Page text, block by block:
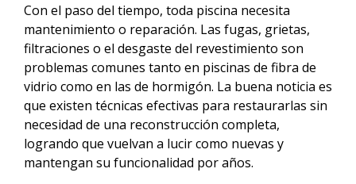
Con el paso del tiempo, toda piscina necesita
mantenimiento o reparación. Las fugas, grietas,
filtraciones o el desgaste del revestimiento son
problemas comunes tanto en piscinas de fibra de
vidrio como en las de hormigón. La buena noticia es
que existen técnicas efectivas para restaurarlas sin
necesidad de una reconstrucción completa,
logrando que vuelvan a lucir como nuevas y
mantengan su funcionalidad por años.